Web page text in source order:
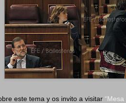
este tema y os invito a visitar